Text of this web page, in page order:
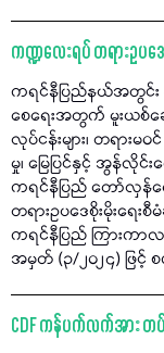
ကဏ္ဍလေးရပ် တရားဥပဒ
ကရင်နီပြည်နယ်အတွင်
စေရေးအတွက် မူးယစ်
လုပ်ငန်းများ၊ တရာ
မှု၊ မြေပြင်နှင့် အွန်လို
ကရင်နီပြည် တော်လှန်ရေ
တရားဥပဒေစိုးမိုးရေးစီ
ကရင်နီပြည် ကြားကာ
အမှတ် (၃/၂၀၂၄) ဖ
CDF ကန်ပက်လက်အား တ